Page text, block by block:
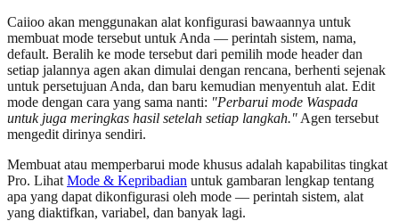
Caiioo akan menggunakan alat konfigurasi bawaannya untuk
membuat mode tersebut untuk Anda — perintah sistem, nama,
default. Beralih ke mode tersebut dari pemilih mode header dan
setiap jalannya agen akan dimulai dengan rencana, berhenti sejenak
untuk persetujuan Anda, dan baru kemudian menyentuh alat. Edit
mode dengan cara yang sama nanti: "Perbarui mode Waspada
untuk juga meringkas hasil setelah setiap langkah." Agen tersebut
mengedit dirinya sendiri.
Membuat atau memperbarui mode khusus adalah kapabilitas tingkat
Pro. Lihat Mode & Kepribadian untuk gambaran lengkap tentang
apa yang dapat dikonfigurasi oleh mode — perintah sistem, alat
yang diaktifkan, variabel, dan banyak lagi.